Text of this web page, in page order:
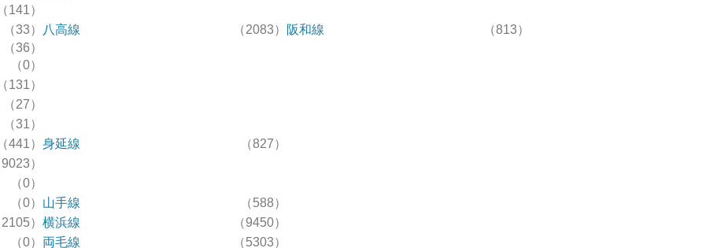
（141）
（33） 八高線 （2083） 阪和線
（813）
（36）
（0）
（131）
（27）
（31）
（441）身延線 （827）
9023）
（0）
（0） 山手線 （588）
2105）横浜線 （9450）
（0） 両毛線 （5303）